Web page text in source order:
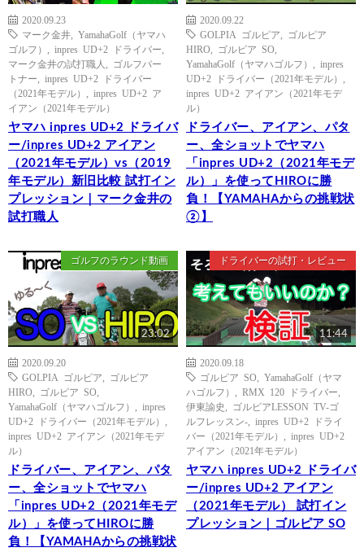
2020.09.23
マーク金井
YamahaGolf（ヤマハ
ゴルフ）
inpres UD+2 ドライバー
マーク金井の試打職人
ゴルフパー
トナー
inpres UD+2 ドライバー
（2021年モデル）
inpres UD+2 ア
イアン（2021年モデル）
ヤマハ inpres UD+2 ドライバ
ー/inpres UD+2 アイアン
（2021年モデル）vs（2019
年モデル）新旧比較 試打イン
プレッション｜マーク金井の
試打職人
2020.09.22
GOLPIA ゴルピア
ゴルピア
HIRO
ゴルピア SO
YamahaGolf（ヤマハゴルフ）
inpres
UD+2 ドライバー（2021年モデル）
inpres UD+2 アイアン（2021年モデ
ル）
ドライバー、アイアン、パタ
ー、全ショットでヤマハ
「inpres UD+2（2021年モデ
ル）」を使ってHIROに勝
負！【YAMAHAからの挑戦状
②】
ゴルフのラウンド動画
23:02
2020.09.20
GOLPIA ゴルピア
ゴルピア
HIRO
ゴルピア SO
YamahaGolf（ヤマハゴルフ）
inpres
UD+2 ドライバー（2021年モデル）
inpres UD+2 アイアン（2021年モデ
ル）
ドライバー、アイアン、パタ
ー、全ショットでヤマハ
「inpres UD+2（2021年モデ
ル）」を使ってHIROに勝
負！【YAMAHAからの挑戦状
ドライバーの試打・レビュー
11:44
2020.09.18
ゴルピア SO
YamahaGolf（ヤマ
ハゴルフ）
RMX 120 ドライバー
伊東諭史
ゴルピアLESSON TV-ゴ
ルフレッスン-
inpres UD+2 ドライ
バー（2021年モデル）
inpres UD+2
アイアン（2021年モデル）
ヤマハ inpres UD+2 ドライバ
ー/inpres UD+2 アイアン
（2021年モデル） 試打イン
プレッション｜ゴルピア SO